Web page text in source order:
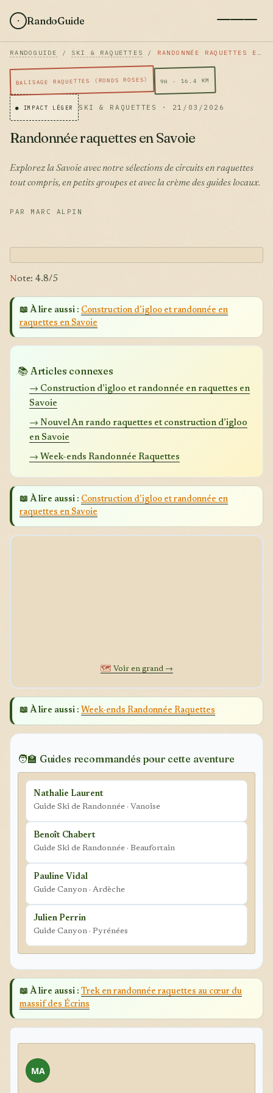
RandoGuide
RANDOGUIDE / SKI & RAQUETTES / RANDONNÉE RAQUETTES EN SAVOIE
BALISAGE RAQUETTES (RONDS ROSES) 9H · 16.4 KM
● IMPACT LÉGER SKI & RAQUETTES · 21/03/2026
Randonnée raquettes en Savoie
Explorez la Savoie avec notre sélections de circuits en raquettes
tout compris, en petits groupes et avec la crème des guides locaux.
PAR MARC ALPIN
Note: 4.8/5
📖 À lire aussi : Construction d’igloo et randonnée en
raquettes en Savoie
📚 Articles connexes
→ Construction d’igloo et randonnée en raquettes en
Savoie
→ Nouvel An rando raquettes et construction d’igloo
en Savoie
→ Week-ends Randonnée Raquettes
📖 À lire aussi : Construction d’igloo et randonnée en
raquettes en Savoie
🗺️ Voir en grand →
📖 À lire aussi : Week-ends Randonnée Raquettes
🧑‍🏫 Guides recommandés pour cette aventure
Nathalie Laurent
Guide Ski de Randonnée · Vanoise
Benoît Chabert
Guide Ski de Randonnée · Beaufortain
Pauline Vidal
Guide Canyon · Ardèche
Julien Perrin
Guide Canyon · Pyrénées
📖 À lire aussi : Trek en randonnée raquettes au cœur du
massif des Écrins
MA